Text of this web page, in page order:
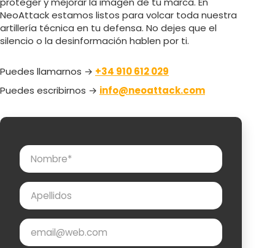
NeoAttack estamos listos para volcar toda nuestra
artillería técnica en tu defensa. No dejes que el
silencio o la desinformación hablen por ti.
Puedes llamarnos → +34 910 612 029
Puedes escribirnos → info@neoattack.com
Nombre
Apellidos
Email